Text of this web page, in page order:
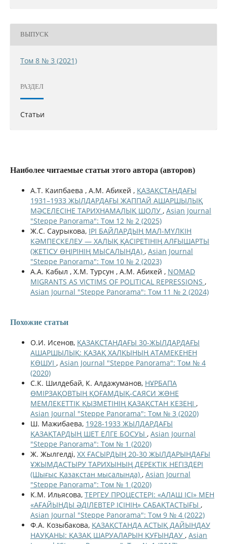
ВЫПУСК
Том 8 № 3 (2021)
РАЗДЕЛ
Статьи
Наиболее читаемые статьи этого автора (авторов)
А.Т. Каипбаева , А.М. Абикей , ҚАЗАҚСТАНДАҒЫ
1931–1933 ЖЫЛДАРДАҒЫ ЖАППАЙ АШАРШЫЛЫҚ
МӘСЕЛЕСІНЕ ТАРИХНАМАЛЫҚ ШОЛУ , Asian Journal
"Steppe Panorama": Том 12 № 2 (2025)
Ж.С. Саурыкова, ІРІ БАЙЛАРДЫҢ МАЛ-МҮЛКІН
КӘМПЕСКЕЛЕУ — ХАЛЫҚ ҚАСІРЕТІНІҢ АЛҒЫШАРТЫ
(ЖЕТІСУ ӨҢІРІНІҢ МЫСАЛЫНДА) , Asian Journal
"Steppe Panorama": Том 10 № 2 (2023)
А.А. Кабыл , Х.М. Турсун , А.М. Абикей , NOMAD
MIGRANTS AS VICTIMS OF POLITICAL REPRESSIONS ,
Asian Journal "Steppe Panorama": Том 11 № 2 (2024)
Похожие статьи
О.И. Исенов, ҚАЗАҚСТАНДАҒЫ 30-ЖЫЛДАРДАҒЫ
АШАРШЫЛЫҚ: ҚАЗАҚ ХАЛҚЫНЫҢ АТАМЕКЕНЕН
КӨШУІ , Asian Journal "Steppe Panorama": Том № 4
(2020)
С.К. Шилдебай, К. Алдажуманов, НҰРБАПА
ӨМІРЗАҚОВТЫҢ ҚОҒАМДЫҚ-САЯСИ ЖƏНЕ
МЕМЛЕКЕТТІК ҚЫЗМЕТІНІҢ ҚАЗАҚСТАН КЕЗЕҢІ ,
Asian Journal "Steppe Panorama": Том № 3 (2020)
Ш. Мажибаева, 1928-1933 ЖЫЛДАРДАҒЫ
ҚАЗАҚТАРДЫҢ ШЕТ ЕЛГЕ БОСУЫ , Asian Journal
"Steppe Panorama": Том № 1 (2020)
Ж. Жылгелді, ХХ ҒАСЫРДЫҢ 20-30 ЖЫЛДАРЫНДАҒЫ
ҰЖЫМДАСТЫРУ ТАРИХЫНЫҢ ДЕРЕКТІК НЕГІЗДЕРІ
(Шығыс Қазақстан мысалында) , Asian Journal
"Steppe Panorama": Том № 1 (2020)
К.М. Ильясова, ТЕРГЕУ ПРОЦЕСТЕРІ: «АЛАШ ІСІ» МЕН
«АҒАЙЫНДЫ ӘДІЛЕВТЕР ІСІНІҢ» САБАҚТАСТЫҒЫ ,
Asian Journal "Steppe Panorama": Том 9 № 4 (2022)
Ф.А. Козыбакова, ҚАЗАҚСТАНДА АСТЫҚ ДАЙЫНДАУ
НАУҚАНЫ: ҚАЗАҚ ШАРУАЛАРЫН ҚУҒЫНДАУ , Asian